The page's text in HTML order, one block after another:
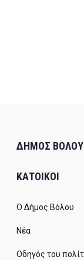
ΔΗΜΟΣ ΒΟΛΟΥ
ΚΑΤΟΙΚΟΙ
Ο Δήμος Βόλου
Νέα
Οδηγός του